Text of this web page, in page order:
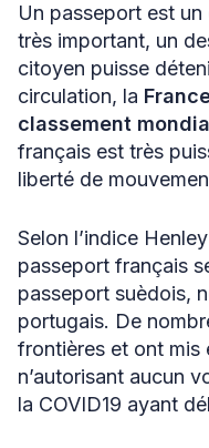
Démarche pour une
Sources
Un passeport est
très important, un
citoyen puisse
circulation, la
classement
français est très
liberté de
Selon l’indice
passeport français
passeport suèdois,
portugais. De
frontières et ont mis
n’autorisant aucun
la COVID19 ayant